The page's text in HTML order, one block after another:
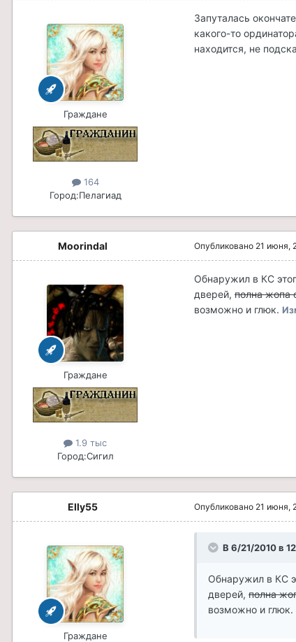
Граждане
164
Город:Пелагиад
Запуталась
какого-то
находится, не
Moorindal
Граждане
1.9 тыс
Город:Сигил
Опубликовано 21 июня,
Обнаружил в КС
дверей, полна жопа
возможно и глюк.
Elly55
Граждане
Опубликовано 21 июня,
В 6/21/2010 в
Обнаружил в КС
дверей, полна
возможно и глюк.